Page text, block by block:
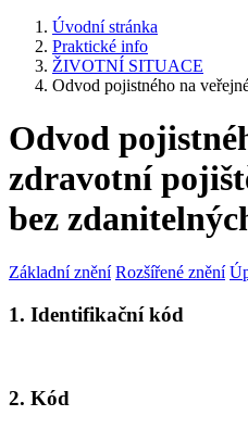
Úvodní stránka
Praktické info
ŽIVOTNÍ SITUACE
Odvod pojistného na
Odvod
zdravotní
bez
Základní znění Rozšířené znění
1. Identifikační kód
2. Kód